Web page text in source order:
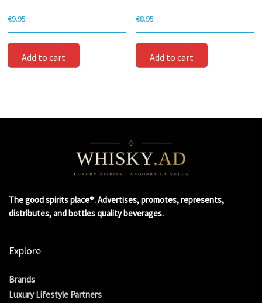
€9.95
Add to cart
€8.95
Add to cart
The good spirits place®. Advertises, promotes, represents,
distributes, and bottles quality beverages.
Explore
Brands
Luxury Lifestyle Partners